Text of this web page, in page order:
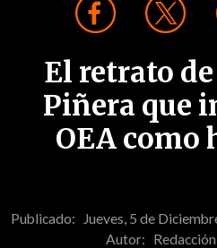
El retrato
Piñera que
OEA como
Publicado: Jueves, 5 de
Autor: